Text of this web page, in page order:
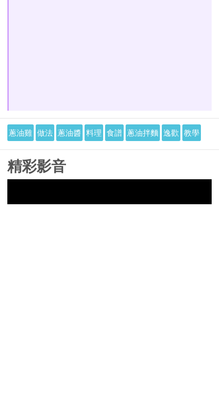
蔥油雞 做法 蔥油醬 料理 食譜 蔥油拌麵 逸歡 教學
精彩影音